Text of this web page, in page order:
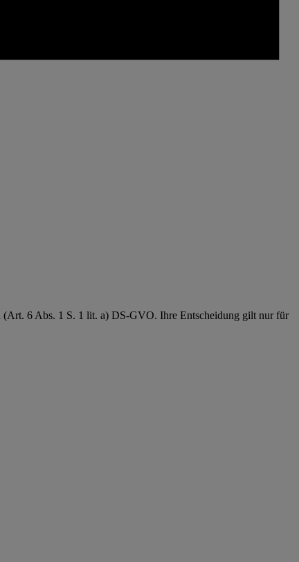
(Art. 6 Abs. 1 S. 1 lit. a) DS-GVO. Ihre Entscheidung gilt nur für